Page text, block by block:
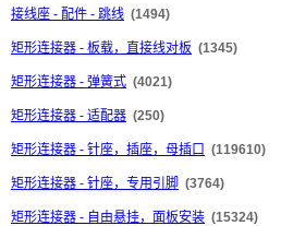
接线座 - 配件 - 跳线 (1494)
矩形连接器 - 板载，直接线对板 (1345)
矩形连接器 - 弹簧式 (4021)
矩形连接器 - 适配器 (250)
矩形连接器 - 针座，插座，母插口 (119610)
矩形连接器 - 针座，专用引脚 (3764)
矩形连接器 - 自由悬挂，面板安装 (15324)